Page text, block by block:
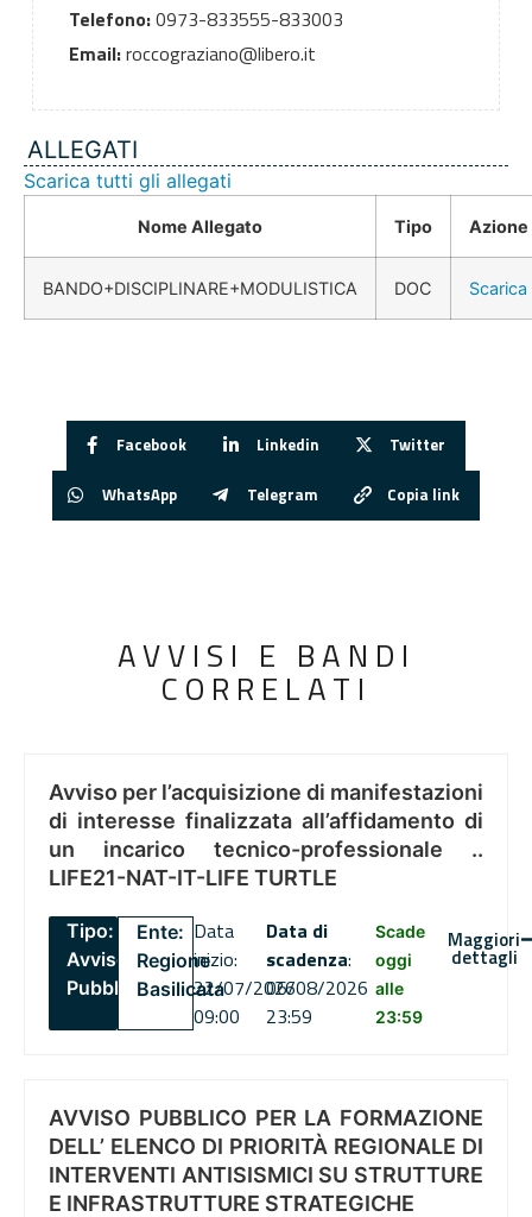
Telefono:0973-833555-833003
Email:roccograziano@libero.it
ALLEGATI
Scarica tutti gli allegati
Nome Allegato Tipo Azione
BANDO+DISCIPLINARE+MODULISTICA DOC Scarica
Facebook Linkedin Twitter
WhatsApp Telegram Copia link
AVVISI E BANDI
CORRELATI
Avviso per l’acquisizione di manifestazioni
di interesse finalizzata all’affidamento di
un incarico tecnico-professionale ..
LIFE21-NAT-IT-LIFE TURTLE
Tipo:
Avviso
Pubblico
Ente:
Regione
Basilicata
Data
inizio:
22/07/2026
09:00
Data di
scadenza:
06/08/2026
23:59
Scade
oggi
alle
23:59
Maggiori
dettagli
AVVISO PUBBLICO PER LA FORMAZIONE
DELL’ ELENCO DI PRIORITÀ REGIONALE DI
INTERVENTI ANTISISMICI SU STRUTTURE
E INFRASTRUTTURE STRATEGICHE